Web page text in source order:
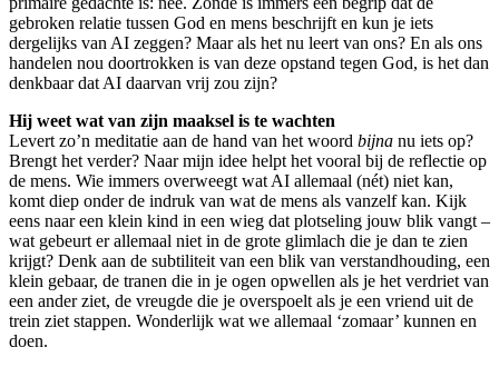
gebroken relatie tussen God en mens beschrijft en kun je iets
dergelijks van AI zeggen? Maar als het nu leert van ons? En als ons
handelen nou doortrokken is van deze opstand tegen God, is het dan
denkbaar dat AI daarvan vrij zou zijn?
Hij weet wat van zijn maaksel is te wachten
Levert zo’n meditatie aan de hand van het woord bijna nu iets op?
Brengt het verder? Naar mijn idee helpt het vooral bij de reflectie op
de mens. Wie immers overweegt wat AI allemaal (nét) niet kan,
komt diep onder de indruk van wat de mens als vanzelf kan. Kijk
eens naar een klein kind in een wieg dat plotseling jouw blik vangt –
wat gebeurt er allemaal niet in de grote glimlach die je dan te zien
krijgt? Denk aan de subtiliteit van een blik van verstandhouding, een
klein gebaar, de tranen die in je ogen opwellen als je het verdriet van
een ander ziet, de vreugde die je overspoelt als je een vriend uit de
trein ziet stappen. Wonderlijk wat we allemaal ‘zomaar’ kunnen en
doen.